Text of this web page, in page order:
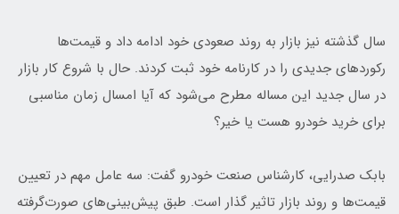
سال گذشته نیز بازار به روند صعودی خود ادامه داد و قیمت‌ها
رکوردهای جدیدی را در کارنامه خود ثبت کردند. حال با شروع کار بازار
در سال جدید این مساله مطرح می‌شود که آیا امسال زمان مناسبی
برای خرید خودرو هست یا خیر؟
بابک صدرایی، کارشناس صنعت خودرو گفت: سه عامل مهم در تعیین
قیمت‌ها و روند بازار تاثیر گذار است. طبق پیش‌بینی‌های صورت‌گرفته